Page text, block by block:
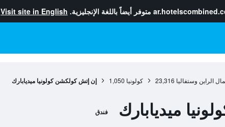
متوفر أيضاً باللغة الإنجليزية. Visit site in English
الراين وستفاليا 23,316 كولونيا 1,050 إن إتش كولكشن كولونيا ميديابارك
ميديابارك فندق